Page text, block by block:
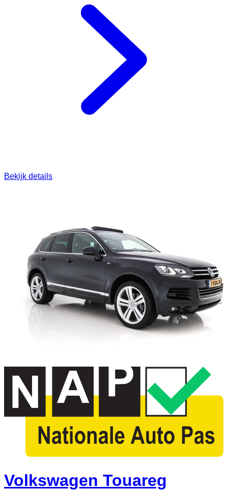
Bekijk details
Volkswagen Touareg